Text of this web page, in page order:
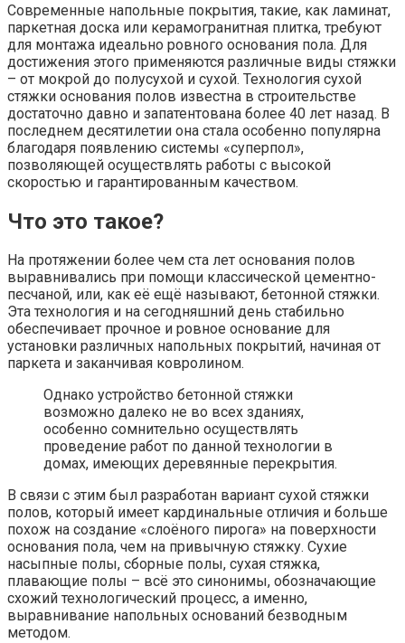
Современные напольные покрытия, такие, как ламинат,
паркетная доска или керамогранитная плитка, требуют
для монтажа идеально ровного основания пола. Для
достижения этого применяются различные виды стяжки
– от мокрой до полусухой и сухой. Технология сухой
стяжки основания полов известна в строительстве
достаточно давно и запатентована более 40 лет назад. В
последнем десятилетии она стала особенно популярна
благодаря появлению системы «суперпол»,
позволяющей осуществлять работы с высокой
скоростью и гарантированным качеством.
Что это такое?
На протяжении более чем ста лет основания полов
выравнивались при помощи классической цементно-
песчаной, или, как её ещё называют, бетонной стяжки.
Эта технология и на сегодняшний день стабильно
обеспечивает прочное и ровное основание для
установки различных напольных покрытий, начиная от
паркета и заканчивая ковролином.
Однако устройство бетонной стяжки
возможно далеко не во всех зданиях,
особенно сомнительно осуществлять
проведение работ по данной технологии в
домах, имеющих деревянные перекрытия.
В связи с этим был разработан вариант сухой стяжки
полов, который имеет кардинальные отличия и больше
похож на создание «слоёного пирога» на поверхности
основания пола, чем на привычную стяжку. Сухие
насыпные полы, сборные полы, сухая стяжка,
плавающие полы – всё это синонимы, обозначающие
схожий технологический процесс, а именно,
выравнивание напольных оснований безводным
методом.